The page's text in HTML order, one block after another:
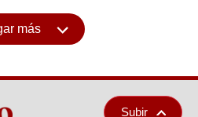
más
Subir